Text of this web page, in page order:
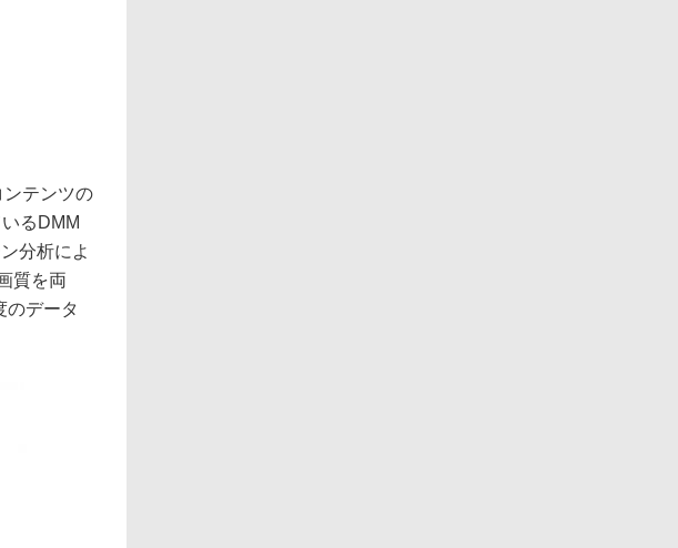
テンツの
るDMM
分析によ
質を両
のデータ